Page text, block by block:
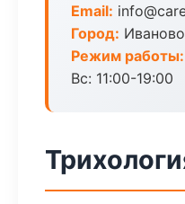
Email:
Город: Иваново
Режим работы:
Вс: 11:00-19:00